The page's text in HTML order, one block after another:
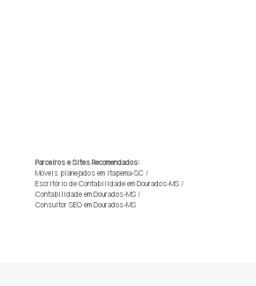
Parceiros e Sites Recomendados:
Móveis planejados em Itapema-SC /
Escritório de Contabilidade em Dourados-MS /
Contabilidade em Dourados-MS /
Consultor SEO em Dourados-MS